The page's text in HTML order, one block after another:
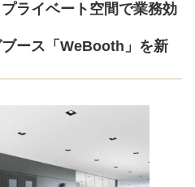
ライベート空間で業務効
ース「WeBooth」を新